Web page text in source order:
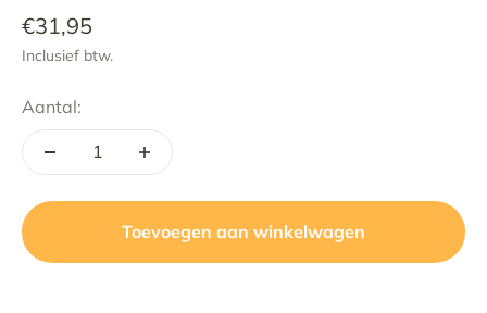
Aanbiedingsprijs
€31,95
Inclusief btw.
Aantal:
Toevoegen aan winkelwagen